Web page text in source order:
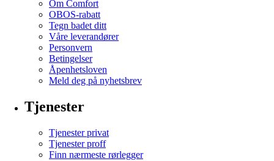
Om Comfort
OBOS-rabatt
Tegn badet ditt
Våre leverandører
Personvern
Betingelser
Åpenhetsloven
Meld deg på nyhetsbrev
Tjenester
Tjenester privat
Tjenester proff
Finn nærmeste rørlegger